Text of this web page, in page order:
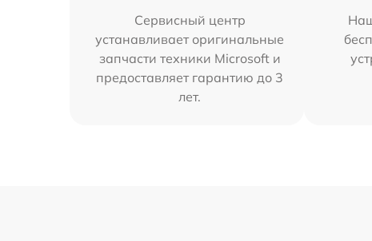
Сервисный центр
устанавливает оригинальные
запчасти техники Microsoft и
предоставляет гарантию до 3
лет.